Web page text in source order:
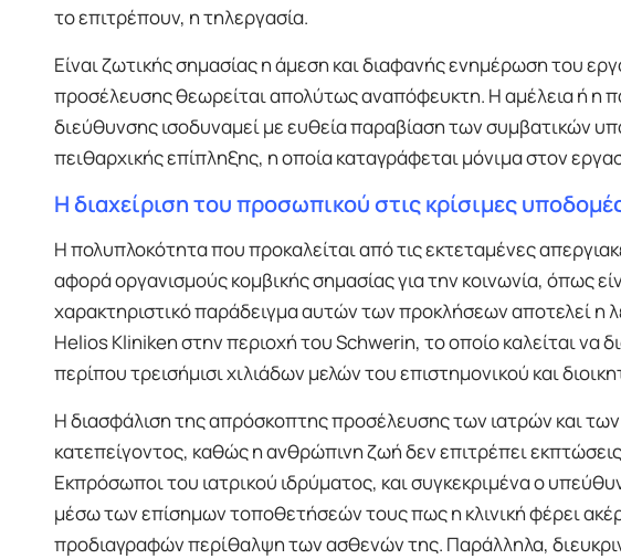
το επιτρέπουν, η τηλεργασία.
Είναι ζωτικής σημασίας η άμεση και διαφανής ενημέρωση του
προσέλευσης θεωρείται απολύτως αναπόφευκτη. Η αμέλεια ή η
διεύθυνσης ισοδυναμεί με ευθεία παραβίαση των συμβατικών
πειθαρχικής επίπληξης, η οποία καταγράφεται μόνιμα στον
Η διαχείριση του προσωπικού στις κρίσιμες
Η πολυπλοκότητα που προκαλείται από τις εκτεταμένες
αφορά οργανισμούς κομβικής σημασίας για την κοινωνία, όπως
χαρακτηριστικό παράδειγμα αυτών των προκλήσεων αποτελεί η
Helios Kliniken στην περιοχή του Schwerin, το οποίο καλείται να
περίπου τρεισήμισι χιλιάδων μελών του επιστημονικού και
Η διασφάλιση της απρόσκοπτης προσέλευσης των ιατρών και
κατεπείγοντος, καθώς η ανθρώπινη ζωή δεν επιτρέπει
Εκπρόσωποι του ιατρικού ιδρύματος, και συγκεκριμένα ο
μέσω των επίσημων τοποθετήσεών τους πως η κλινική φέρει
προδιαγραφών περίθαλψη των ασθενών της. Παράλληλα,